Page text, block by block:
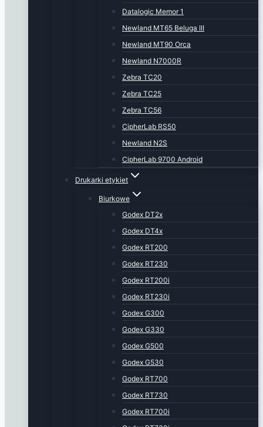
Datalogic Memor 1
Newland MT65 Beluga III
Newland MT90 Orca
Newland N7000R
Zebra TC20
Zebra TC25
Zebra TC56
CipherLab RS50
Newland N2S
CipherLab 9700 Android
Drukarki etykiet
Biurkowe
Godex DT2x
Godex DT4x
Godex RT200
Godex RT230
Godex RT200i
Godex RT230i
Godex G300
Godex G330
Godex G500
Godex G530
Godex RT700
Godex RT730
Godex RT700i